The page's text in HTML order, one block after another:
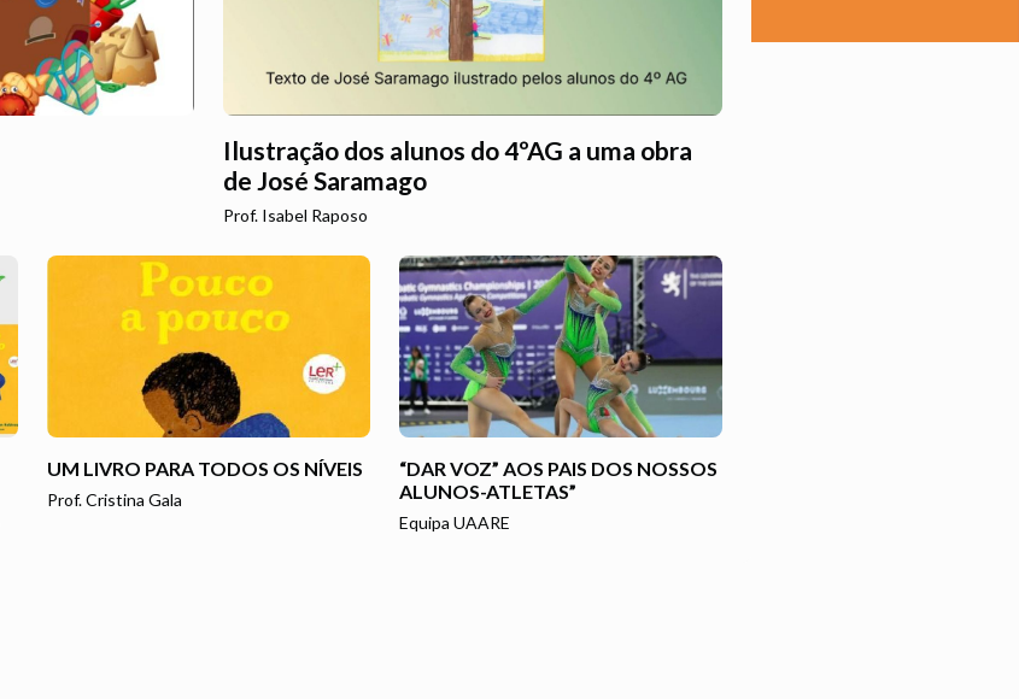
Ilustração dos alunos do 4ºAG a uma obra
de José Saramago
Prof. Isabel Raposo
UM LIVRO PARA TODOS OS NÍVEIS
Prof. Cristina Gala
“DAR VOZ” AOS PAIS DOS NOSSOS
ALUNOS-ATLETAS”
Equipa UAARE